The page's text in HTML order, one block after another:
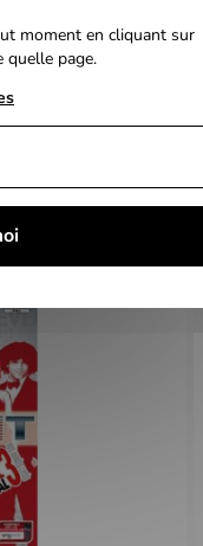
moment en cliquant sur
quelle page.